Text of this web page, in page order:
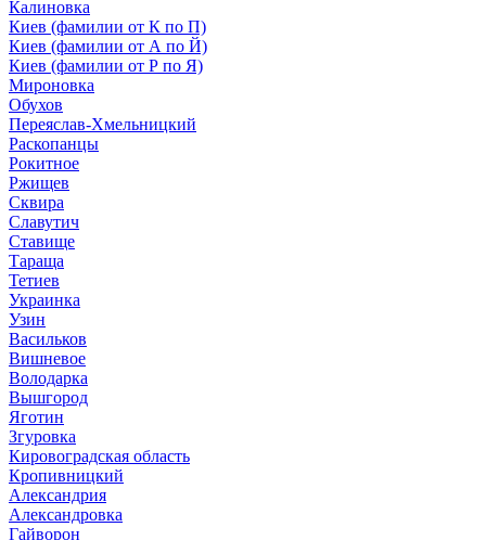
Калиновка
Киев (фамилии от К по П)
Киев (фамилии от А по Й)
Киев (фамилии от Р по Я)
Мироновка
Обухов
Переяслав-Хмельницкий
Раскопанцы
Рокитное
Ржищев
Сквира
Славутич
Ставище
Тараща
Тетиев
Украинка
Узин
Васильков
Вишневое
Володарка
Вышгород
Яготин
Згуровка
Кировоградская область
Кропивницкий
Александрия
Александровка
Гайворон